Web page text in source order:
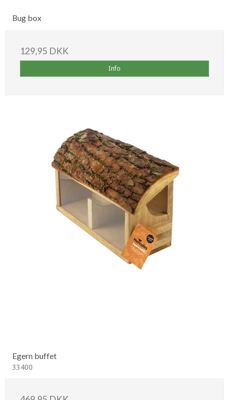
Bug box
129,95 DKK
Info
Egern buffet
33400